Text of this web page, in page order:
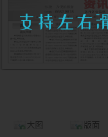
大图 版面